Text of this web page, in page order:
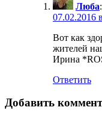
Люба:
07.02.2016
Вот как
жителей
Ирина
Ответить
Добавить